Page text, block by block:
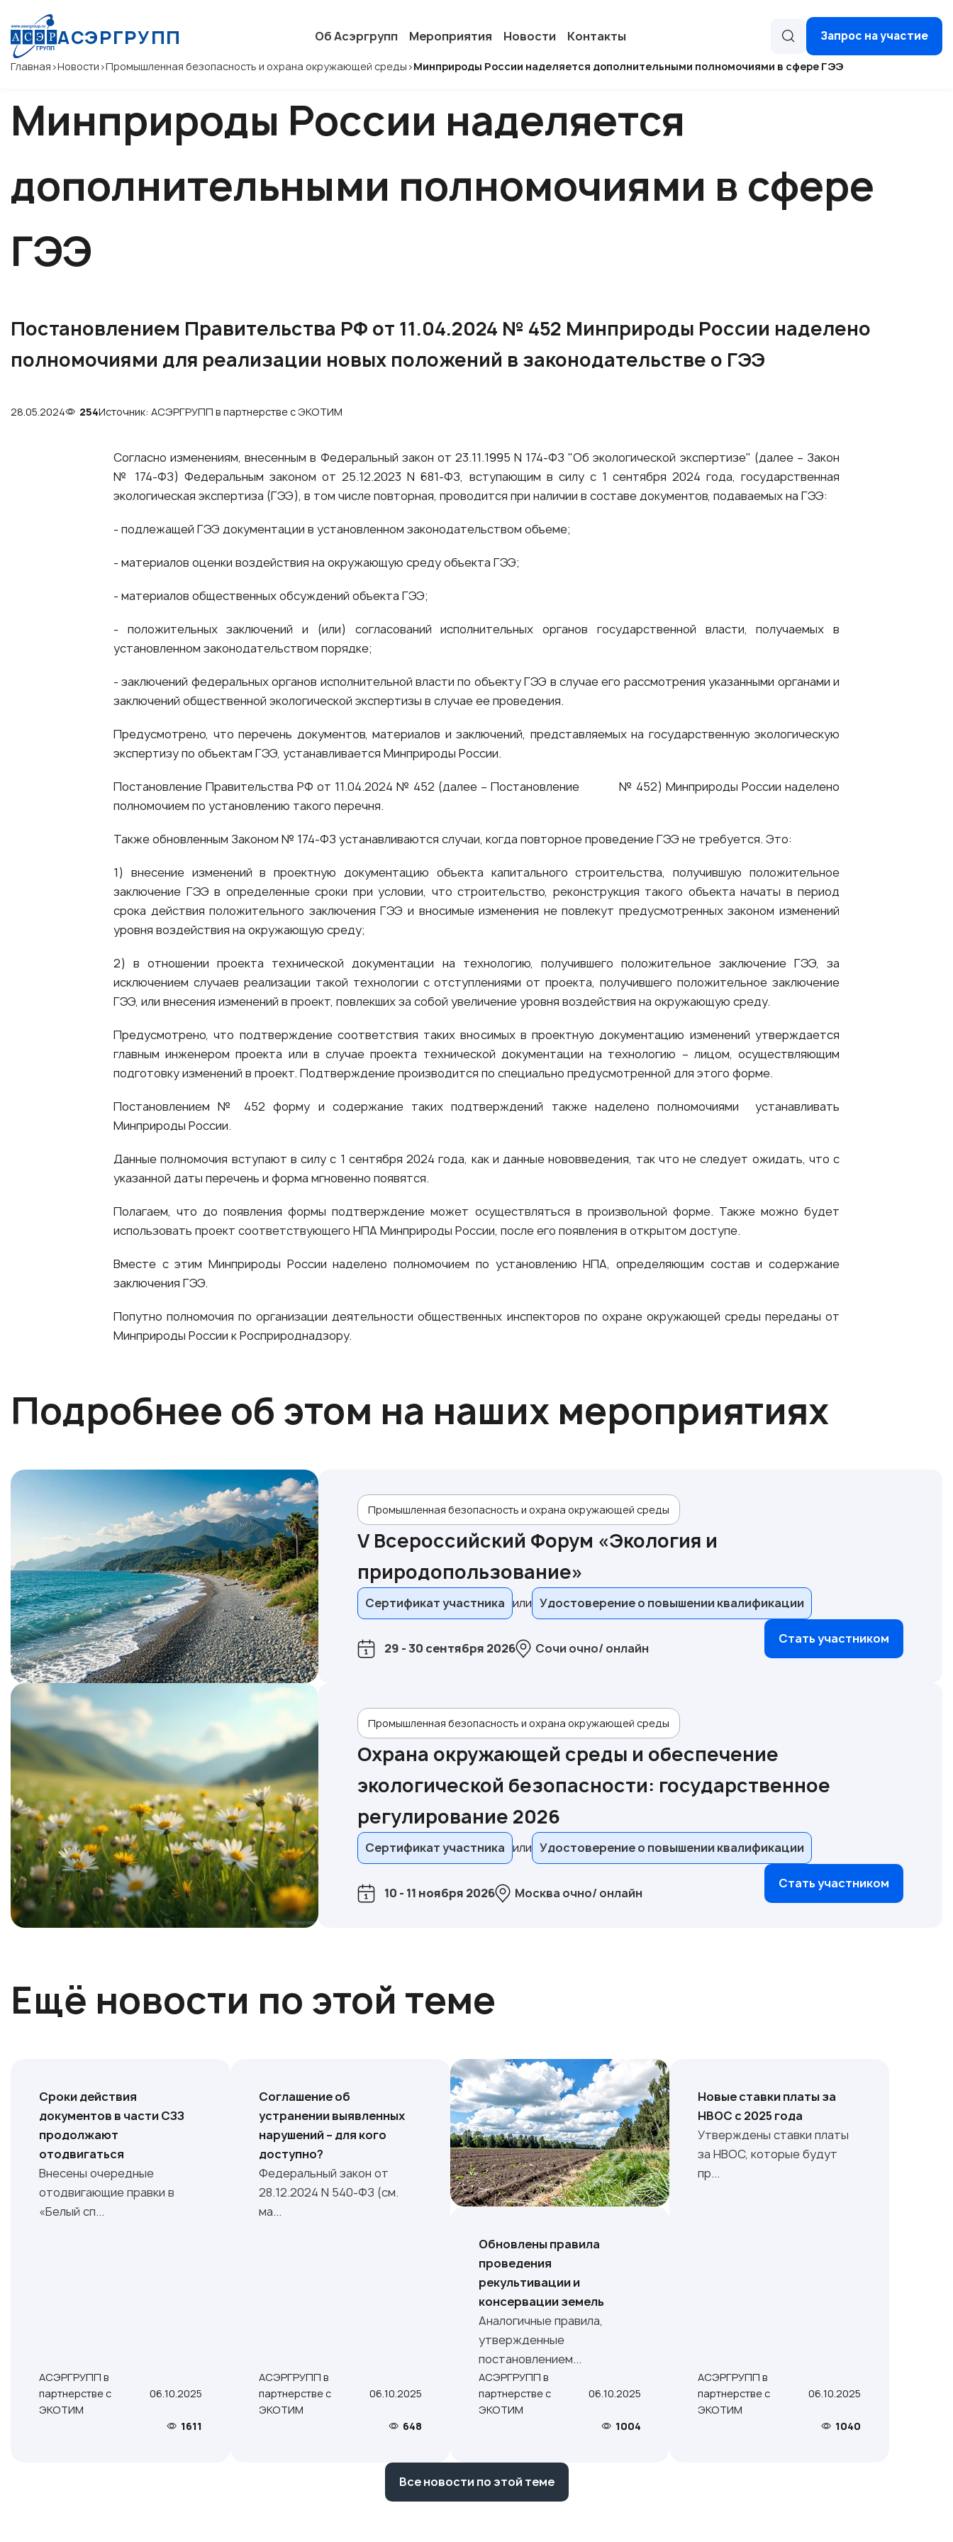
АСЭРГРУПП Об Асэргрупп Мероприятия Новости Контакты Запрос на участие
Главная >Новости >Промышленная безопасность и охрана окружающей среды >Минприроды России наделяется дополнительными полномочиями в сфере ГЭЭ
Минприроды России наделяется
дополнительными полномочиями в сфере
ГЭЭ
Постановлением Правительства РФ от 11.04.2024 № 452 Минприроды России наделено
полномочиями для реализации новых положений в законодательстве о ГЭЭ
28.05.2024 254Источник: АСЭРГРУПП в партнерстве с ЭКОТИМ
Согласно изменениям, внесенным в Федеральный закон от 23.11.1995 N 174-ФЗ "Об экологической экспертизе" (далее – Закон
№ 174-ФЗ) Федеральным законом от 25.12.2023 N 681-ФЗ, вступающим в силу с 1 сентября 2024 года, государственная
экологическая экспертиза (ГЭЭ), в том числе повторная, проводится при наличии в составе документов, подаваемых на ГЭЭ:
- подлежащей ГЭЭ документации в установленном законодательством объеме;
- материалов оценки воздействия на окружающую среду объекта ГЭЭ;
- материалов общественных обсуждений объекта ГЭЭ;
- положительных заключений и (или) согласований исполнительных органов государственной власти, получаемых в
установленном законодательством порядке;
- заключений федеральных органов исполнительной власти по объекту ГЭЭ в случае его рассмотрения указанными органами и
заключений общественной экологической экспертизы в случае ее проведения.
Предусмотрено, что перечень документов, материалов и заключений, представляемых на государственную экологическую
экспертизу по объектам ГЭЭ, устанавливается Минприроды России.
Постановление Правительства РФ от 11.04.2024 № 452 (далее – Постановление № 452) Минприроды России наделено
полномочием по установлению такого перечня.
Также обновленным Законом № 174-ФЗ устанавливаются случаи, когда повторное проведение ГЭЭ не требуется. Это:
1) внесение изменений в проектную документацию объекта капитального строительства, получившую положительное
заключение ГЭЭ в определенные сроки при условии, что строительство, реконструкция такого объекта начаты в период
срока действия положительного заключения ГЭЭ и вносимые изменения не повлекут предусмотренных законом изменений
уровня воздействия на окружающую среду;
2) в отношении проекта технической документации на технологию, получившего положительное заключение ГЭЭ, за
исключением случаев реализации такой технологии с отступлениями от проекта, получившего положительное заключение
ГЭЭ, или внесения изменений в проект, повлекших за собой увеличение уровня воздействия на окружающую среду.
Предусмотрено, что подтверждение соответствия таких вносимых в проектную документацию изменений утверждается
главным инженером проекта или в случае проекта технической документации на технологию – лицом, осуществляющим
подготовку изменений в проект. Подтверждение производится по специально предусмотренной для этого форме.
Постановлением № 452 форму и содержание таких подтверждений также наделено полномочиями устанавливать
Минприроды России.
Данные полномочия вступают в силу с 1 сентября 2024 года, как и данные нововведения, так что не следует ожидать, что с
указанной даты перечень и форма мгновенно появятся.
Полагаем, что до появления формы подтверждение может осуществляться в произвольной форме. Также можно будет
использовать проект соответствующего НПА Минприроды России, после его появления в открытом доступе.
Вместе с этим Минприроды России наделено полномочием по установлению НПА, определяющим состав и содержание
заключения ГЭЭ.
Попутно полномочия по организации деятельности общественных инспекторов по охране окружающей среды переданы от
Минприроды России к Росприроднадзору.
Подробнее об этом на наших мероприятиях
Промышленная безопасность и охрана окружающей среды
V Всероссийский Форум «Экология и
природопользование»
Сертификат участника Удостоверение о повышении квалификации
29 - 30 сентября 2026 Сочи очно/ онлайн
Стать участником
Промышленная безопасность и охрана окружающей среды
Охрана окружающей среды и обеспечение
экологической безопасности: государственное
регулирование 2026
Сертификат участника Удостоверение о повышении квалификации
10 - 11 ноября 2026 Москва очно/ онлайн
Стать участником
Ещё новости по этой теме
Сроки действия
документов в части СЗЗ
продолжают
отодвигаться
Внесены очередные
отодвигающие правки в
«Белый сп...
АСЭРГРУПП в
партнерстве с
ЭКОТИМ
06.10.2025
1611
Соглашение об
устранении выявленных
нарушений – для кого
доступно?
Федеральный закон от
28.12.2024 N 540-ФЗ (см.
ма...
АСЭРГРУПП в
партнерстве с
ЭКОТИМ
06.10.2025
648
Обновлены правила
проведения
рекультивации и
консервации земель
Аналогичные правила,
утвержденные
постановлением...
АСЭРГРУПП в
партнерстве с
ЭКОТИМ
06.10.2025
1004
Новые ставки платы за
НВОС с 2025 года
Утверждены ставки платы
за НВОС, которые будут
пр...
АСЭРГРУПП в
партнерстве с
ЭКОТИМ
06.10.2025
1040
Все новости по этой теме